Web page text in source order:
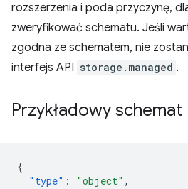
rozszerzenia i poda przyczynę,
zweryfikować schematu. Jeśli
zgodna ze schematem, nie
interfejs API storage.managed .
Przykładowy schemat
{
"type" : "object" ,